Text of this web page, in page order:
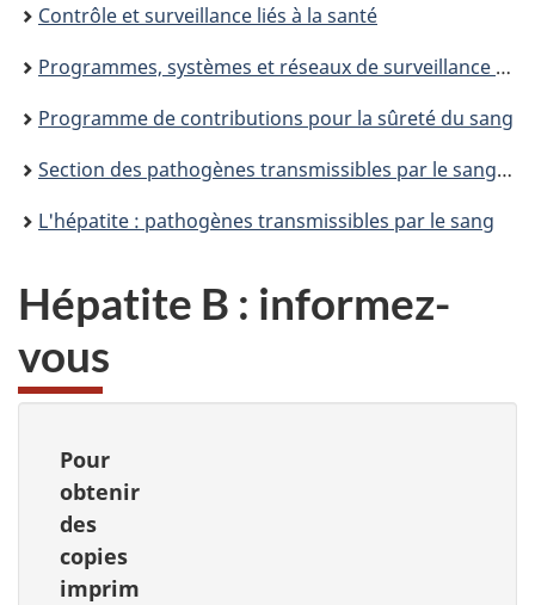
Contrôle et surveillance liés à la santé
Programmes, systèmes et réseaux de surveillance de la santé publique : Agence de la santé publique du Canada
Programme de contributions pour la sûreté du sang
Section des pathogènes transmissibles par le sang — Agence de la santé publique du Canada
L'hépatite : pathogènes transmissibles par le sang
Hépatite B : informez-
vous
Pour
obtenir
des
copies
imprim